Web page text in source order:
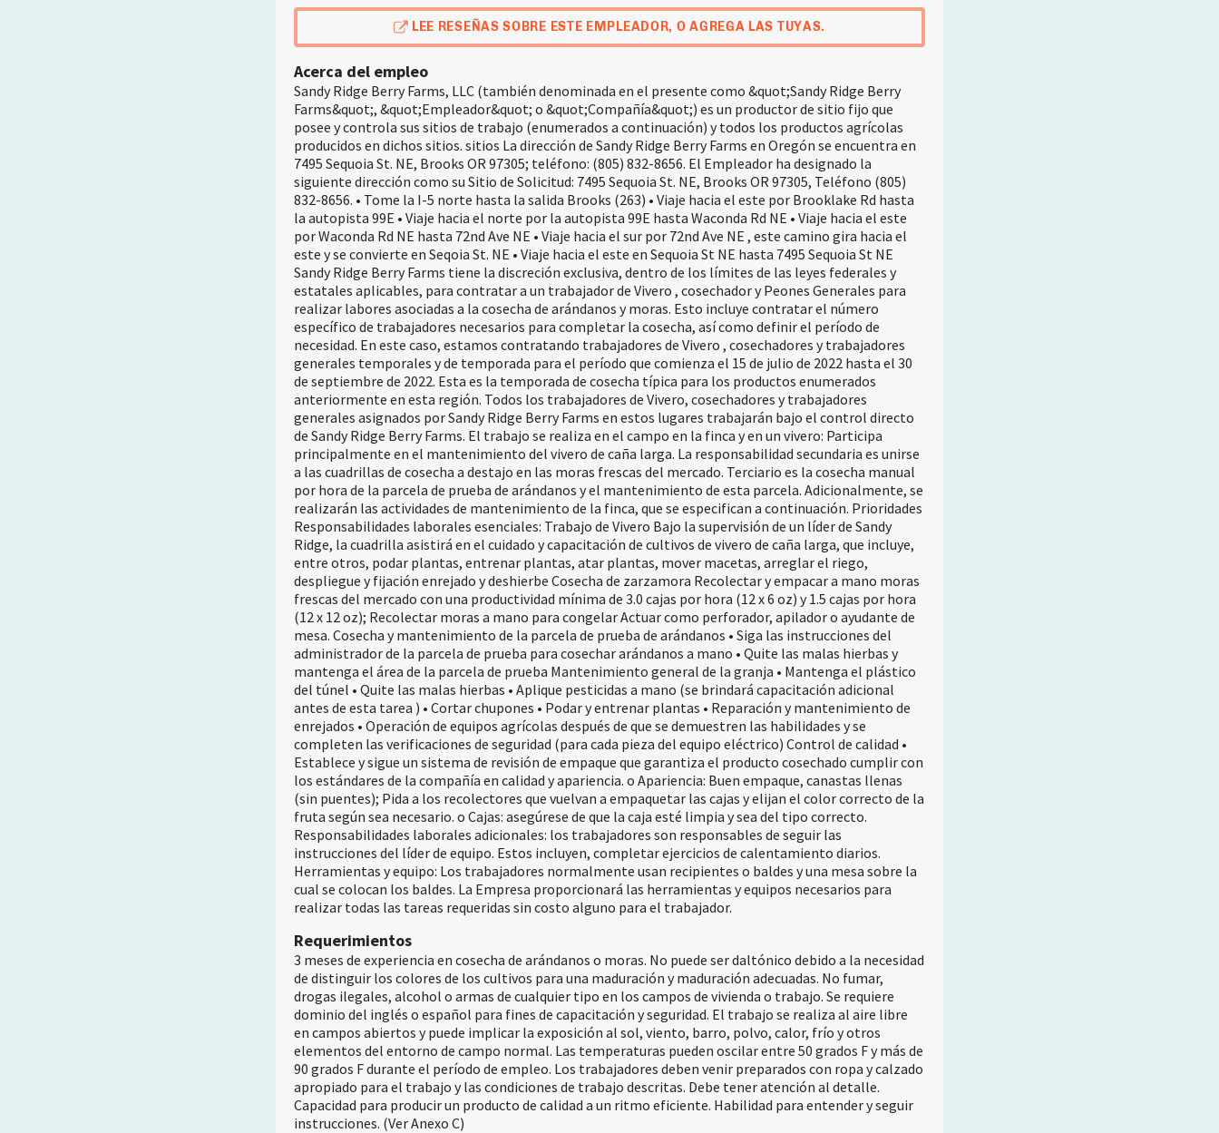
LEE RESEÑAS SOBRE ESTE EMPLEADOR, O AGREGA LAS TUYAS.
Acerca del empleo
Sandy Ridge Berry Farms, LLC (también denominada en el presente como &quot;Sandy Ridge Berry
Farms&quot;, &quot;Empleador&quot; o &quot;Compañía&quot;) es un productor de sitio fijo que
posee y controla sus sitios de trabajo (enumerados a continuación) y todos los productos agrícolas
producidos en dichos sitios. sitios La dirección de Sandy Ridge Berry Farms en Oregón se encuentra en
7495 Sequoia St. NE, Brooks OR 97305; teléfono: (805) 832-8656. El Empleador ha designado la
siguiente dirección como su Sitio de Solicitud: 7495 Sequoia St. NE, Brooks OR 97305, Teléfono (805)
832-8656. • Tome la I-5 norte hasta la salida Brooks (263) • Viaje hacia el este por Brooklake Rd hasta
la autopista 99E • Viaje hacia el norte por la autopista 99E hasta Waconda Rd NE • Viaje hacia el este
por Waconda Rd NE hasta 72nd Ave NE • Viaje hacia el sur por 72nd Ave NE , este camino gira hacia el
este y se convierte en Seqoia St. NE • Viaje hacia el este en Sequoia St NE hasta 7495 Sequoia St NE
Sandy Ridge Berry Farms tiene la discreción exclusiva, dentro de los límites de las leyes federales y
estatales aplicables, para contratar a un trabajador de Vivero , cosechador y Peones Generales para
realizar labores asociadas a la cosecha de arándanos y moras. Esto incluye contratar el número
específico de trabajadores necesarios para completar la cosecha, así como definir el período de
necesidad. En este caso, estamos contratando trabajadores de Vivero , cosechadores y trabajadores
generales temporales y de temporada para el período que comienza el 15 de julio de 2022 hasta el 30
de septiembre de 2022. Esta es la temporada de cosecha típica para los productos enumerados
anteriormente en esta región. Todos los trabajadores de Vivero, cosechadores y trabajadores
generales asignados por Sandy Ridge Berry Farms en estos lugares trabajarán bajo el control directo
de Sandy Ridge Berry Farms. El trabajo se realiza en el campo en la finca y en un vivero: Participa
principalmente en el mantenimiento del vivero de caña larga. La responsabilidad secundaria es unirse
a las cuadrillas de cosecha a destajo en las moras frescas del mercado. Terciario es la cosecha manual
por hora de la parcela de prueba de arándanos y el mantenimiento de esta parcela. Adicionalmente, se
realizarán las actividades de mantenimiento de la finca, que se especifican a continuación. Prioridades
Responsabilidades laborales esenciales: Trabajo de Vivero Bajo la supervisión de un líder de Sandy
Ridge, la cuadrilla asistirá en el cuidado y capacitación de cultivos de vivero de caña larga, que incluye,
entre otros, podar plantas, entrenar plantas, atar plantas, mover macetas, arreglar el riego,
despliegue y fijación enrejado y deshierbe Cosecha de zarzamora Recolectar y empacar a mano moras
frescas del mercado con una productividad mínima de 3.0 cajas por hora (12 x 6 oz) y 1.5 cajas por hora
(12 x 12 oz); Recolectar moras a mano para congelar Actuar como perforador, apilador o ayudante de
mesa. Cosecha y mantenimiento de la parcela de prueba de arándanos • Siga las instrucciones del
administrador de la parcela de prueba para cosechar arándanos a mano • Quite las malas hierbas y
mantenga el área de la parcela de prueba Mantenimiento general de la granja • Mantenga el plástico
del túnel • Quite las malas hierbas • Aplique pesticidas a mano (se brindará capacitación adicional
antes de esta tarea ) • Cortar chupones • Podar y entrenar plantas • Reparación y mantenimiento de
enrejados • Operación de equipos agrícolas después de que se demuestren las habilidades y se
completen las verificaciones de seguridad (para cada pieza del equipo eléctrico) Control de calidad •
Establece y sigue un sistema de revisión de empaque que garantiza el producto cosechado cumplir con
los estándares de la compañía en calidad y apariencia. o Apariencia: Buen empaque, canastas llenas
(sin puentes); Pida a los recolectores que vuelvan a empaquetar las cajas y elijan el color correcto de la
fruta según sea necesario. o Cajas: asegúrese de que la caja esté limpia y sea del tipo correcto.
Responsabilidades laborales adicionales: los trabajadores son responsables de seguir las
instrucciones del líder de equipo. Estos incluyen, completar ejercicios de calentamiento diarios.
Herramientas y equipo: Los trabajadores normalmente usan recipientes o baldes y una mesa sobre la
cual se colocan los baldes. La Empresa proporcionará las herramientas y equipos necesarios para
realizar todas las tareas requeridas sin costo alguno para el trabajador.
Requerimientos
3 meses de experiencia en cosecha de arándanos o moras. No puede ser daltónico debido a la necesidad
de distinguir los colores de los cultivos para una maduración y maduración adecuadas. No fumar,
drogas ilegales, alcohol o armas de cualquier tipo en los campos de vivienda o trabajo. Se requiere
dominio del inglés o español para fines de capacitación y seguridad. El trabajo se realiza al aire libre
en campos abiertos y puede implicar la exposición al sol, viento, barro, polvo, calor, frío y otros
elementos del entorno de campo normal. Las temperaturas pueden oscilar entre 50 grados F y más de
90 grados F durante el período de empleo. Los trabajadores deben venir preparados con ropa y calzado
apropiado para el trabajo y las condiciones de trabajo descritas. Debe tener atención al detalle.
Capacidad para producir un producto de calidad a un ritmo eficiente. Habilidad para entender y seguir
instrucciones. (Ver Anexo C)